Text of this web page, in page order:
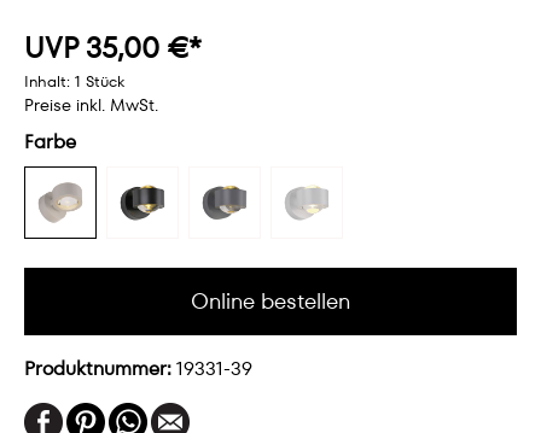
UVP 35,00 €*
Inhalt: 1 Stück
Preise inkl. MwSt.
Farbe
Online bestellen
Produktnummer:19331-39